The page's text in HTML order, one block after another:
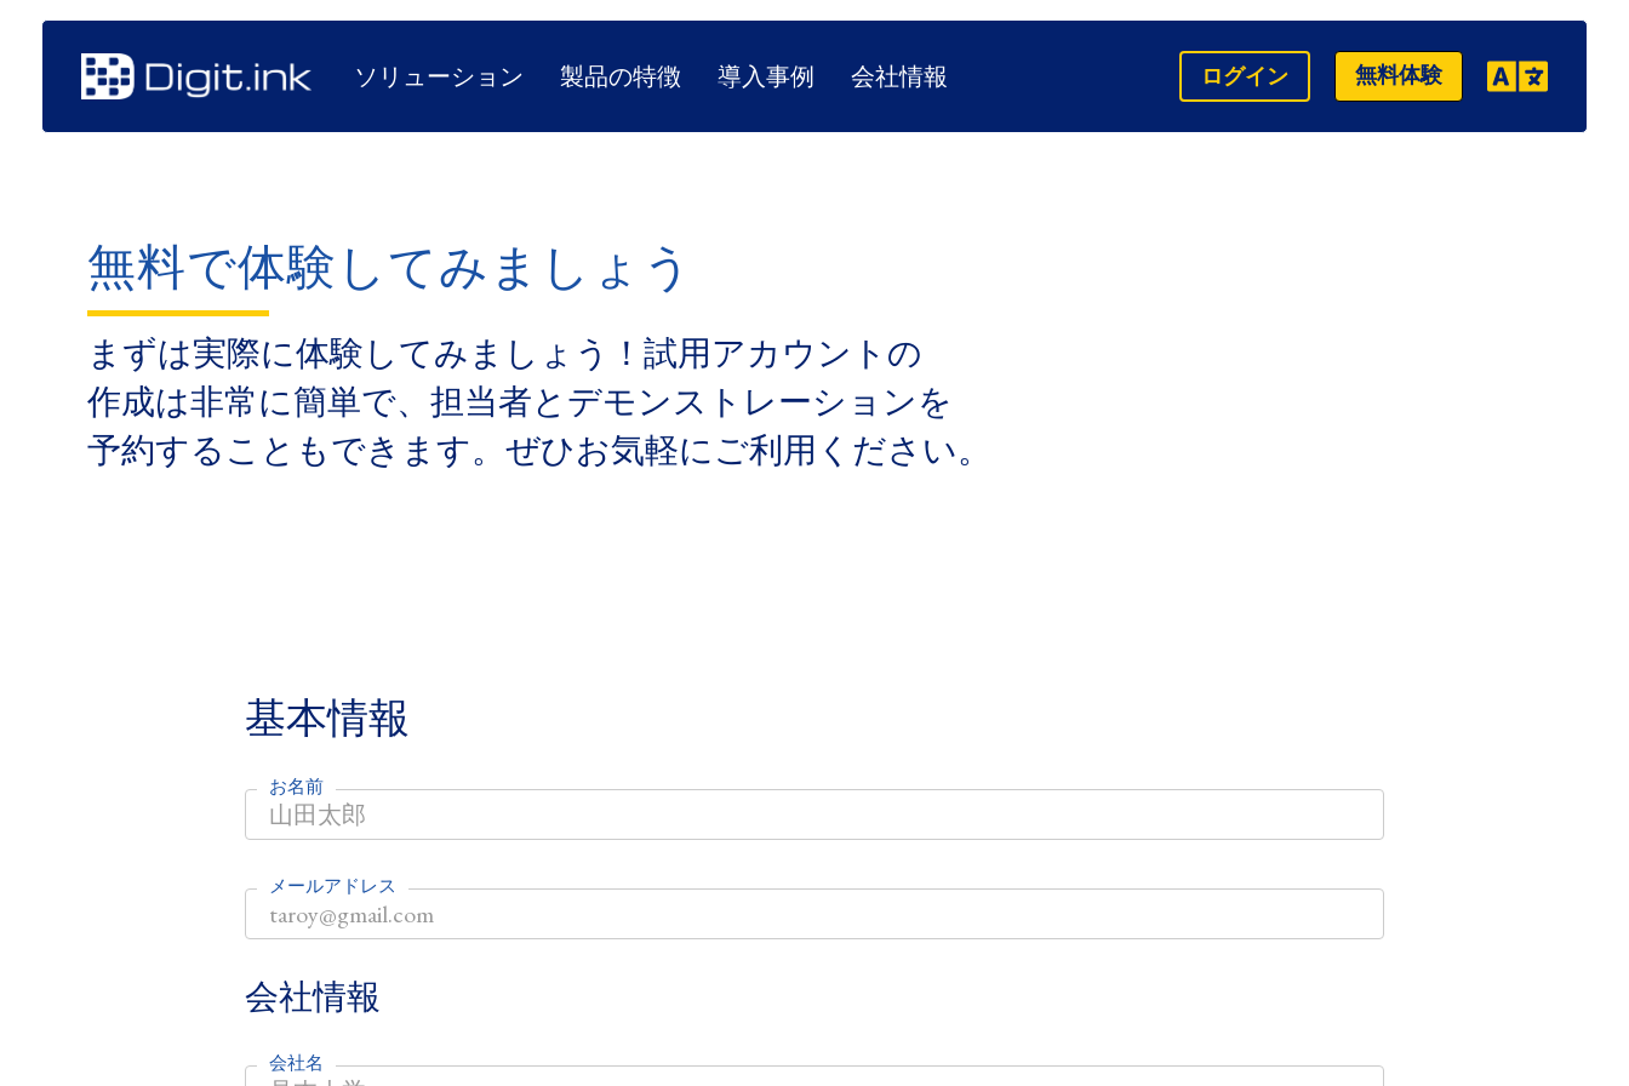
ソリューション 製品の特徴 導入事例 会社情報 ログイン 無料体験
無料で体験してみましょう
まずは​実際に​体験してみましょう！​試用アカウントの​
作成は​非常に​簡単で、​担当者と​デモンストレーションを​
予約する​こともできます。​ぜひ​お気軽に​ご利用ください。
基本情報
お名前
メールアドレス
会社情報
会社名